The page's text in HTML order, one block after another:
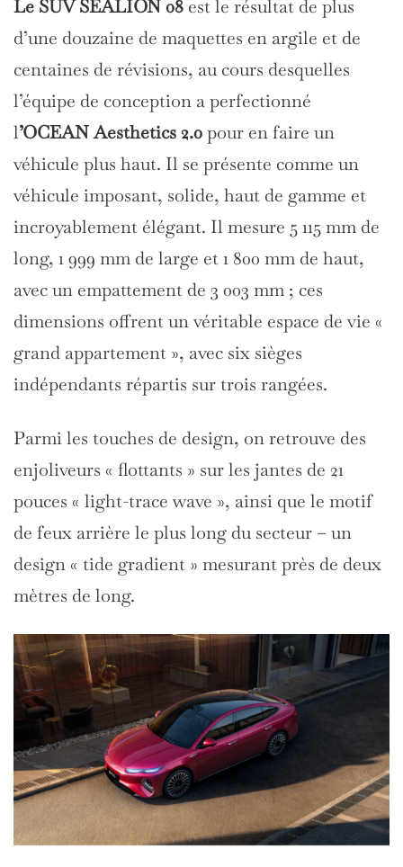
Le SUV SEALION 08 est le résultat de plus
d’une douzaine de maquettes en argile et de
centaines de révisions, au cours desquelles
l’équipe de conception a perfectionné
l’OCEAN Aesthetics 2.0pour en faire un
véhicule plus haut. Il se présente comme un
véhicule imposant, solide, haut de gamme et
incroyablement élégant. Il mesure 5 115 mm de
long, 1 999 mm de large et 1 800 mm de haut,
avec un empattement de 3 003 mm ; ces
dimensions offrent un véritable espace de vie «
grand appartement », avec six sièges
indépendants répartis sur trois rangées.
Parmi les touches de design, on retrouve des
enjoliveurs « flottants » sur les jantes de 21
pouces « light-trace wave », ainsi que le motif
de feux arrière le plus long du secteur – un
design « tide gradient » mesurant près de deux
mètres de long.